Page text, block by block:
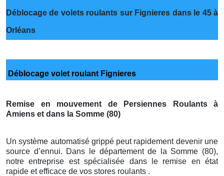
Déblocage de volets roulants sur Fignieres dans le 45 à
Orléans
Déblocage volet roulant Fignieres
Remise en mouvement de Persiennes Roulants à
Amiens et dans la Somme (80)
Un système automatisé grippé peut rapidement devenir une
source d’ennui. Dans le département de la Somme (80),
notre entreprise est spécialisée dans le remise en état
rapide et efficace de vos stores roulants .